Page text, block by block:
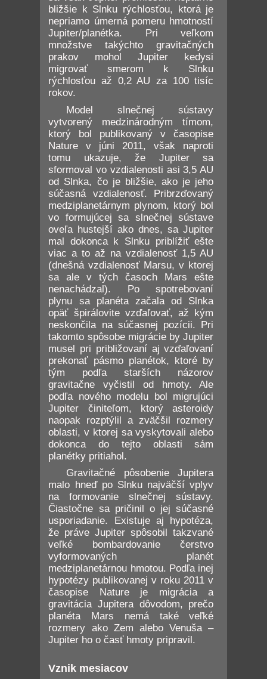
bližšie k Slnku rýchlosťou, ktorá je
nepriamo úmerná pomeru hmotností
Jupiter/planétka. Pri veľkom
množstve takýchto gravitačných
prakov mohol Jupiter kedysi
migrovať smerom k Slnku
rýchlosťou až 0,2 AU za 100 tisíc
rokov.
Model slnečnej sústavy
vytvorený medzinárodným tímom,
ktorý bol publikovaný v časopise
Nature v júni 2011, však naproti
tomu ukazuje, že Jupiter sa
sformoval vo vzdialenosti asi 3,5 AU
od Slnka, čo je bližšie, ako je jeho
súčasná vzdialenosť. Pribrzďovaný
medziplanetárnym plynom, ktorý bol
vo formujúcej sa slnečnej sústave
oveľa hustejší ako dnes, sa Jupiter
mal dokonca k Slnku priblížiť ešte
viac a to až na vzdialenosť 1,5 AU
(dnešná vzdialenosť Marsu, v ktorej
sa ale v tých časoch Mars ešte
nenachádzal). Po spotrebovaní
plynu sa planéta začala od Slnka
opäť špirálovite vzďaľovať, až kým
neskončila na súčasnej pozícii. Pri
takomto spôsobe migrácie by Jupiter
musel pri približovaní aj vzďaľovaní
prekonať pásmo planétok, ktoré by
tým podľa starších názorov
gravitačne vyčistil od hmoty. Ale
podľa nového modelu bol migrujúci
Jupiter činiteľom, ktorý asteroidy
naopak rozptýlil a zväčšil rozmery
oblasti, v ktorej sa vyskytovali alebo
dokonca do tejto oblasti sám
planétky pritiahol.
Gravitačné pôsobenie Jupitera
malo hneď po Slnku najväčší vplyv
na formovanie slnečnej sústavy.
Čiastočne sa pričinil o jej súčasné
usporiadanie. Existuje aj hypotéza,
že práve Jupiter spôsobil takzvané
veľké bombardovanie čerstvo
vyformovaných planét
medziplanetárnou hmotou. Podľa inej
hypotézy publikovanej v roku 2011 v
časopise Nature je migrácia a
gravitácia Jupitera dôvodom, prečo
planéta Mars nemá také veľké
rozmery ako Zem alebo Venuša –
Jupiter ho o časť hmoty pripravil.
Vznik mesiacov